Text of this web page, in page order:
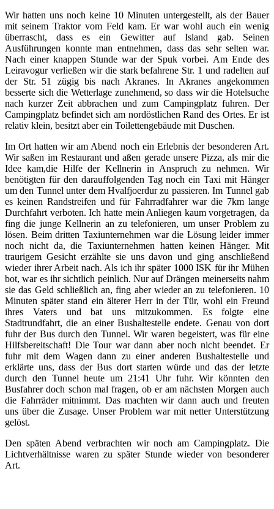
Wir hatten uns noch keine 10 Minuten untergestellt, als der Bauer
mit seinem Traktor vom Feld kam. Er war wohl auch ein wenig
überrascht, dass es ein Gewitter auf Island gab. Seinen
Ausführungen konnte man entnehmen, dass das sehr selten war.
Nach einer knappen Stunde war der Spuk vorbei. Am Ende des
Leiravogur verließen wir die stark befahrene Str. 1 und radelten auf
der Str. 51 zügig bis nach Akranes. In Akranes angekommen
besserte sich die Wetterlage zunehmend, so dass wir die Hotelsuche
nach kurzer Zeit abbrachen und zum Campingplatz fuhren. Der
Campingplatz befindet sich am nordöstlichen Rand des Ortes. Er ist
relativ klein, besitzt aber ein Toilettengebäude mit Duschen.
Im Ort hatten wir am Abend noch ein Erlebnis der besonderen Art.
Wir saßen im Restaurant und aßen gerade unsere Pizza, als mir die
Idee kam,die Hilfe der Kellnerin in Anspruch zu nehmen. Wir
benötigten für den darauffolgenden Tag noch ein Taxi mit Hänger
um den Tunnel unter dem Hvalfjoerdur zu passieren. Im Tunnel gab
es keinen Randstreifen und für Fahrradfahrer war die 7km lange
Durchfahrt verboten. Ich hatte mein Anliegen kaum vorgetragen, da
fing die junge Kellnerin an zu telefonieren, um unser Problem zu
lösen. Beim dritten Taxiunternehmen war die Lösung leider immer
noch nicht da, die Taxiunternehmen hatten keinen Hänger. Mit
traurigem Gesicht erzählte sie uns davon und ging anschließend
wieder ihrer Arbeit nach. Als ich ihr später 1000 ISK für ihr Mühen
bot, war es ihr sichtlich peinlich. Nur auf Drängen meinerseits nahm
sie das Geld schließlich an, fing aber wieder an zu telefonieren. 10
Minuten später stand ein älterer Herr in der Tür, wohl ein Freund
ihres Vaters und bat uns mitzukommen. Es folgte eine
Stadtrundfahrt, die an einer Bushaltestelle endete. Genau von dort
fuhr der Bus durch den Tunnel. Wir waren begeistert, was für eine
Hilfsbereitschaft! Die Tour war dann aber noch nicht beendet. Er
fuhr mit dem Wagen dann zu einer anderen Bushaltestelle und
erklärte uns, dass der Bus dort starten würde und das der letzte
durch den Tunnel heute um 21:41 Uhr fuhr. Wir könnten den
Busfahrer doch schon mal fragen, ob er am nächsten Morgen auch
die Fahrräder mitnimmt. Das machten wir dann auch und freuten
uns über die Zusage. Unser Problem war mit netter Unterstützung
gelöst.
Den späten Abend verbrachten wir noch am Campingplatz. Die
Lichtverhältnisse waren zu später Stunde wieder von besonderer
Art.